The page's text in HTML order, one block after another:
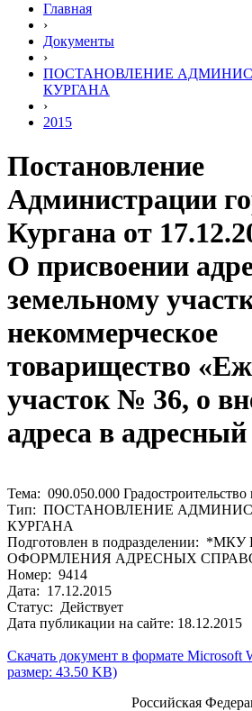
Главная
›
Документы
›
ПОСТАНОВЛЕНИЕ
КУРГАНА
›
2015
Постановление
Администрации
Кургана от
О присвоении
земельному
некоммерческое
товарищество
участок № 36, о
адреса в адресный
Тема: 090.050.000 Градостроительство
Тип: ПОСТАНОВЛЕНИЕ
КУРГАНА
Подготовлен в подразделении:
ОФОРМЛЕНИЯ АДРЕСНЫХ
Номер: 9414
Дата: 17.12.2015
Статус: Действует
Дата публикации на сайте: 18.12.2015
Скачать документ в формате Microsoft
размер: 43.50 KB)
Российская